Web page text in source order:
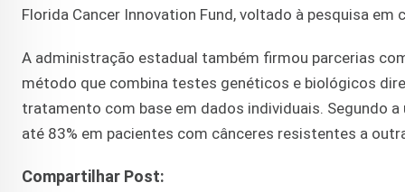
Florida Cancer Innovation Fund, voltado à pesquisa em
A administração estadual também firmou parcerias
método que combina testes genéticos e biológicos
tratamento com base em dados individuais. Segundo
até 83% em pacientes com cânceres resistentes a
Compartilhar Post: